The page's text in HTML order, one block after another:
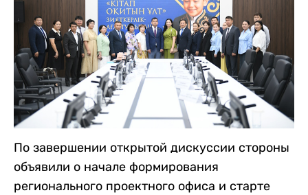
По завершении открытой дискуссии стороны
объявили о начале формирования
регионального проектного офиса и старте